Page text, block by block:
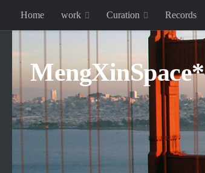
跳至内容
Home work Curation Records
MengXinSpace*